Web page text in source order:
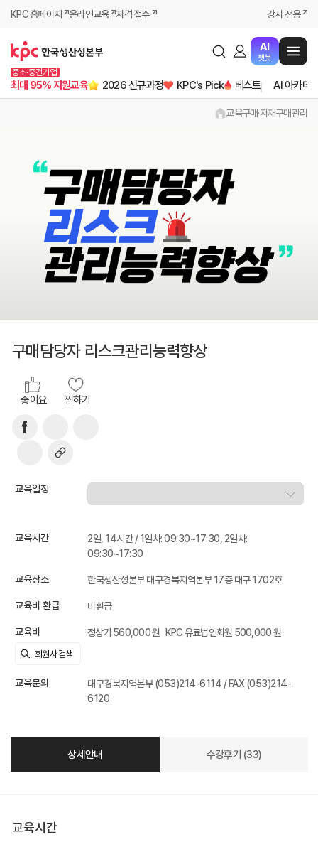
KPC 홈페이지 온라인교육 자격 접수 강사 전용
AI
챗봇
중소·중견기업
최대 95% 지원교육 2026 신규과정 KPC's Pick 베스트 AI 아카데
교육구매·자재구매관리
구매담당자 리스크관리능력향상
좋아요 찜하기
교육일정
교육시간
2일, 14시간 / 1일차: 09:30~17:30, 2일차:
09:30~17:30
교육장소 한국생산성본부 대구경북지역본부 17층 대구 1702호
교육비 환급 비환급
교육비 정상가 560,000 원 KPC 유료법인회원 500,000 원
교육문의
대구경북지역본부 (053)214-6114 / FAX (053)214-
6120
상세안내 수강후기 (33)
교육시간